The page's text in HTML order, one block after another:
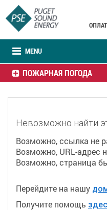
MENU
ПОЖАРНАЯ ПОГОДА
Невозможно найти
Возможно, ссылка не
Возможно, URL-адрес
Возможно, страница
Перейдите на нашу
Получите помощь